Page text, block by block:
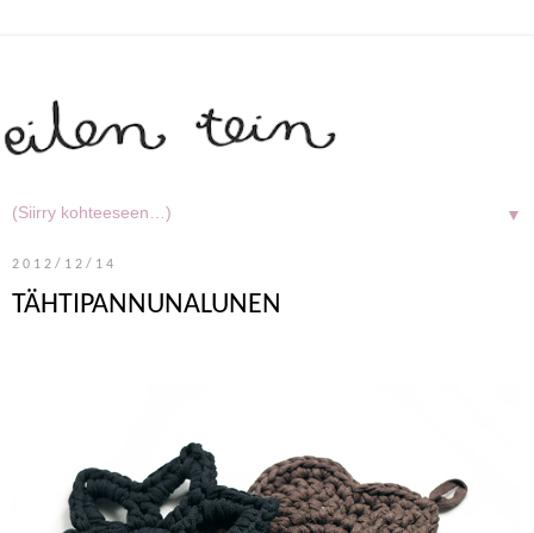
▼
2012/12/14
TÄHTIPANNUNALUNEN